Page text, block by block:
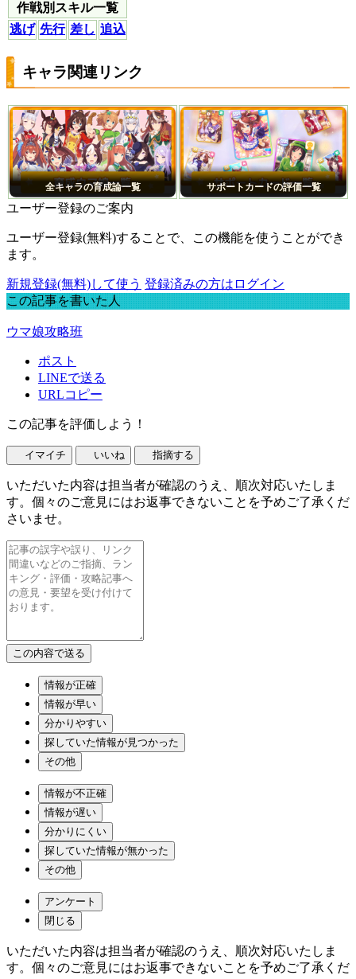
作戦別スキル一覧
逃げ 先行 差し 追込
キャラ関連リンク
全キャラの育成論一覧 サポートカードの評価一覧
ユーザー登録のご案内
ユーザー登録(無料)することで、この機能を使うことができ
ます。
新規登録(無料)して使う 登録済みの方はログイン
この記事を書いた人
ウマ娘攻略班
ポスト
LINEで送る
URLコピー
この記事を評価しよう！
イマイチ いいね 指摘する
いただいた内容は担当者が確認のうえ、順次対応いたしま
す。個々のご意見にはお返事できないことを予めご了承くだ
さいませ。
情報が正確
情報が早い
分かりやすい
探していた情報が見つかった
その他
情報が不正確
情報が遅い
分かりにくい
探していた情報が無かった
その他
アンケート
閉じる
いただいた内容は担当者が確認のうえ、順次対応いたしま
す。個々のご意見にはお返事できないことを予めご了承くだ